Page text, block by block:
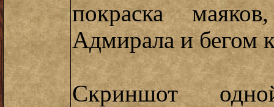
покраска
Адмирала и бегом
Скриншот